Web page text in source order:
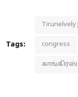
Tags:
Tirunelvely
congress
காங்கிரஸ்